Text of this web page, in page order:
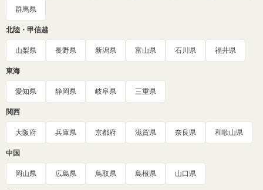
群馬県
北陸・甲信越
山梨県 長野県 新潟県 富山県 石川県 福井県
東海
愛知県 静岡県 岐阜県 三重県
関西
大阪府 兵庫県 京都府 滋賀県 奈良県 和歌山県
中国
岡山県 広島県 鳥取県 島根県 山口県